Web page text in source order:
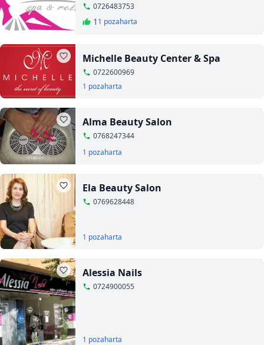
0726483753
1 1 pozaharta
Michelle Beauty Center & Spa
0722600969
1 pozaharta
Alma Beauty Salon
0768247344
1 pozaharta
Ela Beauty Salon
0769628448
1 pozaharta
Alessia Nails
0724900055
1 pozaharta